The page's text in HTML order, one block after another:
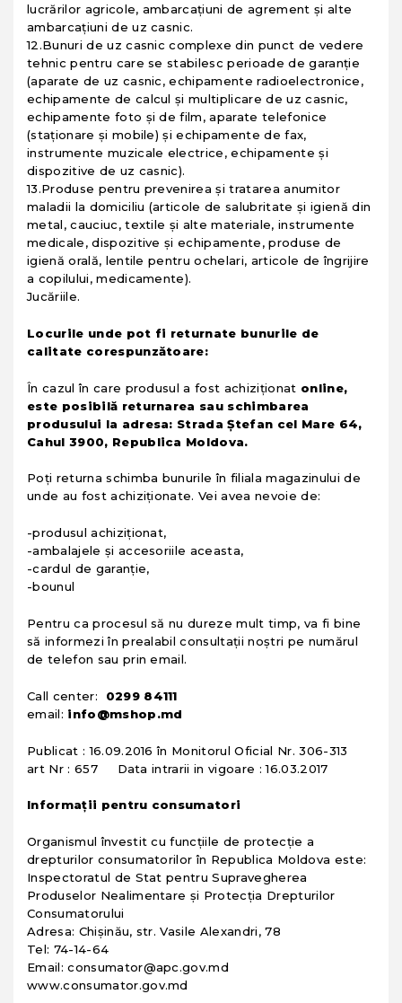
lucrărilor agricole, ambarcațiuni de agrement și alte
ambarcațiuni de uz casnic.
12.Bunuri de uz casnic complexe din punct de vedere
tehnic pentru care se stabilesc perioade de garanție
(aparate de uz casnic, echipamente radioelectronice,
echipamente de calcul și multiplicare de uz casnic,
echipamente foto și de film, aparate telefonice
(staționare și mobile) și echipamente de fax,
instrumente muzicale electrice, echipamente și
dispozitive de uz casnic).
13.Produse pentru prevenirea și tratarea anumitor
maladii la domiciliu (articole de salubritate și igienă din
metal, cauciuc, textile și alte materiale, instrumente
medicale, dispozitive și echipamente, produse de
igienă orală, lentile pentru ochelari, articole de îngrijire
a copilului, medicamente).
Jucăriile.
Locurile unde pot fi returnate bunurile de
calitate corespunzătoare:
În cazul în care produsul a fost achiziționat online,
este posibilă returnarea sau schimbarea
produsului la adresa: Strada Ștefan cel Mare 64,
Cahul 3900, Republica Moldova.
Poți returna schimba bunurile în filiala magazinului de
unde au fost achiziționate. Vei avea nevoie de:
-produsul achiziționat,
-ambalajele și accesoriile aceasta,
-cardul de garanție,
-bounul
Pentru ca procesul să nu dureze mult timp, va fi bine
să informezi în prealabil consultații noștri pe numărul
de telefon sau prin email.
Call center: 0299 84111
email: info@mshop.md
Publicat : 16.09.2016 în Monitorul Oficial Nr. 306-313
art Nr : 657 Data intrarii in vigoare : 16.03.2017
Informații pentru consumatori
Organismul învestit cu funcţiile de protecţie a
drepturilor consumatorilor în Republica Moldova este:
Inspectoratul de Stat pentru Supravegherea
Produselor Nealimentare şi Protecţia Drepturilor
Consumatorului
Adresa: Chişinău, str. Vasile Alexandri, 78
Tel: 74-14-64
Email: consumator@apc.gov.md
www.consumator.gov.md